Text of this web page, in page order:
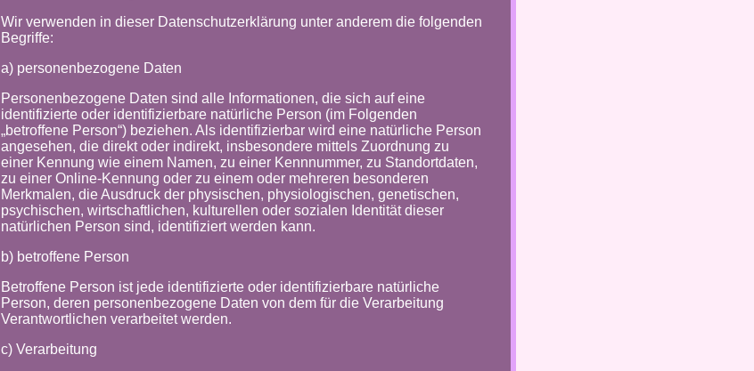
Wir verwenden in dieser Datenschutzerklärung unter anderem die folgenden
Begriffe:
a) personenbezogene Daten
Personenbezogene Daten sind alle Informationen, die sich auf eine
identifizierte oder identifizierbare natürliche Person (im Folgenden
„betroffene Person“) beziehen. Als identifizierbar wird eine natürliche Person
angesehen, die direkt oder indirekt, insbesondere mittels Zuordnung zu
einer Kennung wie einem Namen, zu einer Kennnummer, zu Standortdaten,
zu einer Online-Kennung oder zu einem oder mehreren besonderen
Merkmalen, die Ausdruck der physischen, physiologischen, genetischen,
psychischen, wirtschaftlichen, kulturellen oder sozialen Identität dieser
natürlichen Person sind, identifiziert werden kann.
b) betroffene Person
Betroffene Person ist jede identifizierte oder identifizierbare natürliche
Person, deren personenbezogene Daten von dem für die Verarbeitung
Verantwortlichen verarbeitet werden.
c) Verarbeitung